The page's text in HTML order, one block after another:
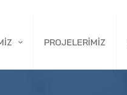
PROJELERIMIZ